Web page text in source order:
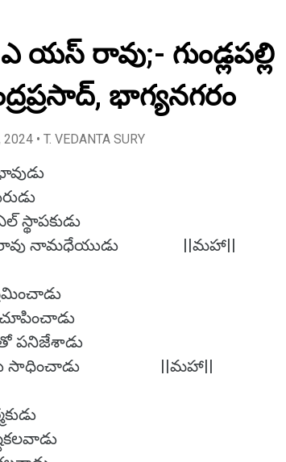
యస్ రావు;- గుండ్లపల్లి
భాగ్యనగరం
2024 • T. VEDANTA SURY
స్థాపకుడు
రావు నామధేయుడు ||మహా||
పనిజేశాడు
సాధించాడు ||మహా||